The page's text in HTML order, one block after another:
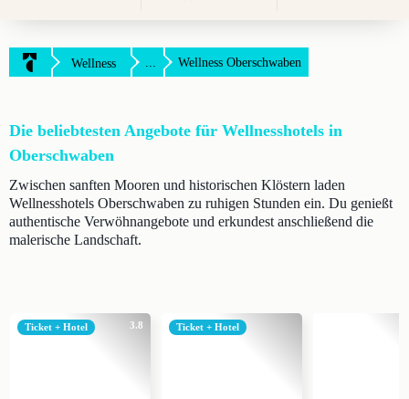
Wellness ... Wellness Oberschwaben
Die beliebtesten Angebote für Wellnesshotels in
Oberschwaben
Zwischen sanften Mooren und historischen Klöstern laden
Wellnesshotels Oberschwaben zu ruhigen Stunden ein. Du genießt
authentische Verwöhnangebote und erkundest anschließend die
malerische Landschaft.
3.8
Ticket + Hotel Ticket + Hotel